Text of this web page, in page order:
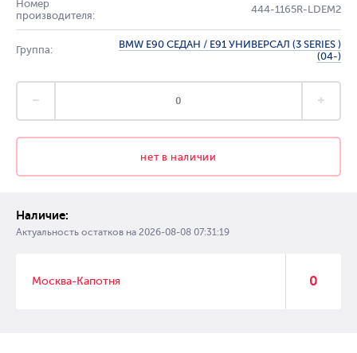
Номер
производителя:
444-1165R-LDEM2
Группа:
BMW E90 СЕДАН / E91 УНИВЕРСАЛ (3 SERIES )
(04-)
нет в наличии
Наличие:
Актуальность остатков на 2026-08-08 07:31:19
Москва-Капотня 0